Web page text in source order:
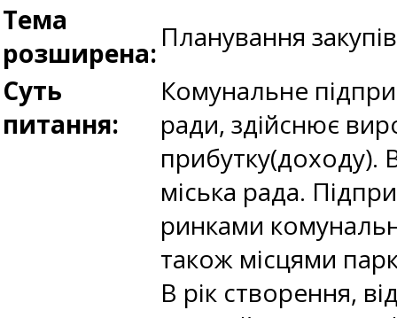
Тема
розширена: Планування
Суть
питання:
Комунальне
ради, здійснює
прибутку(доходу).
міська рада.
ринками
також місцями
В рік створення,